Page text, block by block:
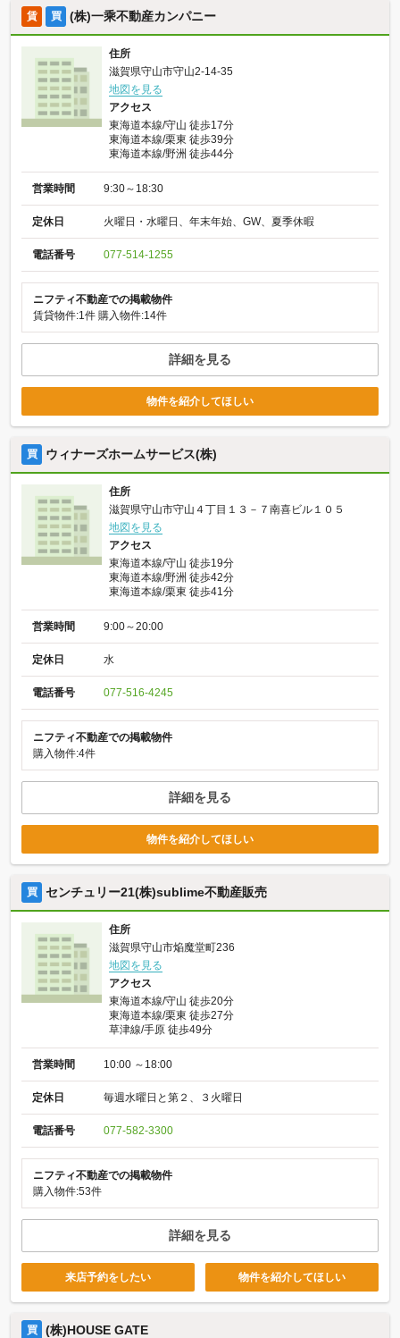
賃 買 (株)一乘不動産カンパニー
住所
滋賀県守山市守山2-14-35
地図を見る
アクセス
東海道本線/守山 徒歩17分
東海道本線/栗東 徒歩39分
東海道本線/野洲 徒歩44分
営業時間 9:30～18:30
定休日 火曜日・水曜日、年末年始、GW、夏季休暇
電話番号 077-514-1255
ニフティ不動産での掲載物件
賃貸物件:1件 購入物件:14件
詳細を見る
物件を紹介してほしい
買 ウィナーズホームサービス(株)
住所
滋賀県守山市守山４丁目１３－７南喜ビル１０５
地図を見る
アクセス
東海道本線/守山 徒歩19分
東海道本線/野洲 徒歩42分
東海道本線/栗東 徒歩41分
営業時間 9:00～20:00
定休日 水
電話番号 077-516-4245
ニフティ不動産での掲載物件
購入物件:4件
詳細を見る
物件を紹介してほしい
買 センチュリー21(株)sublime不動産販売
住所
滋賀県守山市焔魔堂町236
地図を見る
アクセス
東海道本線/守山 徒歩20分
東海道本線/栗東 徒歩27分
草津線/手原 徒歩49分
営業時間 10:00 ～18:00
定休日 毎週水曜日と第２、３火曜日
電話番号 077-582-3300
ニフティ不動産での掲載物件
購入物件:53件
詳細を見る
来店予約をしたい 物件を紹介してほしい
買 (株)HOUSE GATE